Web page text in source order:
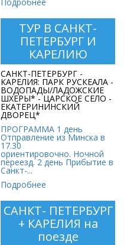
ТУР В САНКТ-
ПЕТЕРБУРГ И
КАРЕЛИЮ
САНКТ-ПЕТЕРБУРГ -
КАРЕЛИЯ: ПАРК РУСКЕАЛА -
ВОДОПАДЫ/ЛАДОЖСКИЕ
ШХЕРЫ* - ЦАРСКОЕ СЕЛО -
ЕКАТЕРИНИНСКИЙ
ДВОРЕЦ*
ПРОГРАММА 1 день
Отправление из Минска в
17.30
ориентировочно. Ночной
переезд. 2 день Прибытие в
Санкт-...
Подробнее
САНКТ- ПЕТЕРБУРГ
+ КАРЕЛИЯ на
поезде